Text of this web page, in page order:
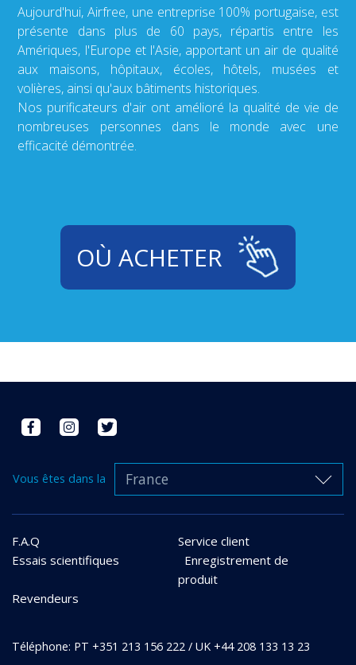
Aujourd'hui, Airfree, une entreprise 100% portugaise, est
présente dans plus de 60 pays, répartis entre les
Amériques, l'Europe et l'Asie, apportant un air de qualité
aux maisons, hôpitaux, écoles, hôtels, musées et
volières, ainsi qu'aux bâtiments historiques.
Nos purificateurs d'air ont amélioré la qualité de vie de
nombreuses personnes dans le monde avec une
efficacité démontrée.
OÙ ACHETER
Vous êtes dans la France
F.A.Q
Service client
Essais scientifiques
Enregistrement de
produit
Revendeurs
Téléphone: PT +351 213 156 222 / UK +44 208 133 13 23